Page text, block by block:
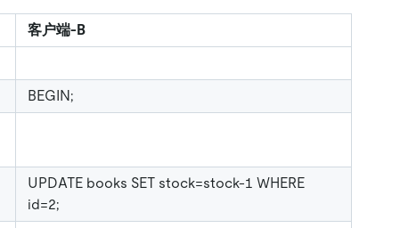
客户端-B
BEGIN;
UPDATE books SET stock=stock-1 WHERE
id=2;